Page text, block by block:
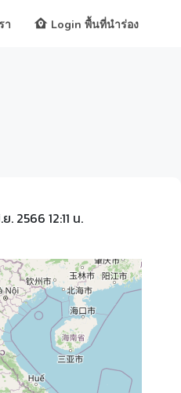
า Login พื้นที่นำร่อง
. 2566 12:11 น.